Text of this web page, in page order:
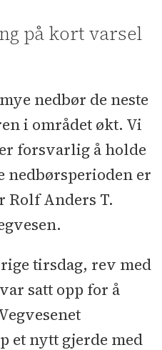
på kort varsel
nedbør de neste
i området økt. Vi
forsvarlig å holde
nedbørsperioden er
Rolf Anders T.
tirsdag, rev med
satt opp for å
et nytt gjerde med